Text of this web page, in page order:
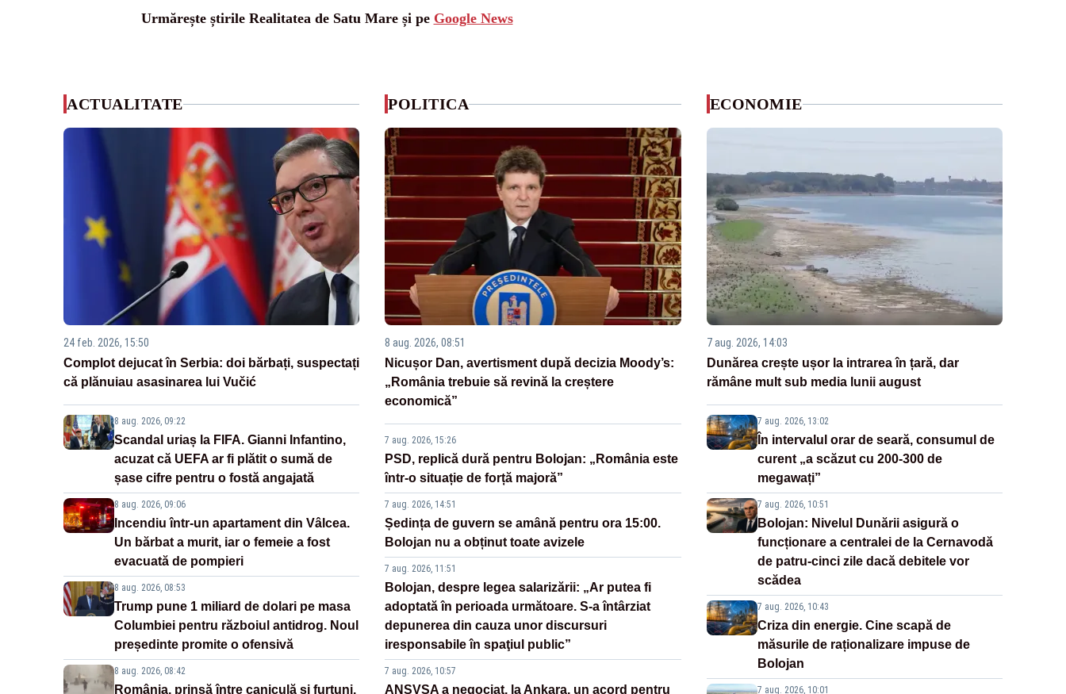
Urmărește știrile Realitatea de Satu Mare și pe Google News
ACTUALITATE
24 feb. 2026, 15:50
Complot dejucat în Serbia: doi bărbați, suspectați
că plănuiau asasinarea lui Vučić
8 aug. 2026, 09:22
Scandal uriaș la FIFA. Gianni Infantino,
acuzat că UEFA ar fi plătit o sumă de
șase cifre pentru o fostă angajată
8 aug. 2026, 09:06
Incendiu într-un apartament din Vâlcea.
Un bărbat a murit, iar o femeie a fost
evacuată de pompieri
8 aug. 2026, 08:53
Trump pune 1 miliard de dolari pe masa
Columbiei pentru războiul antidrog. Noul
președinte promite o ofensivă
8 aug. 2026, 08:42
România, prinsă între caniculă și furtuni.
POLITICA
8 aug. 2026, 08:51
Nicușor Dan, avertisment după decizia Moody’s:
„România trebuie să revină la creștere
economică”
7 aug. 2026, 15:26
PSD, replică dură pentru Bolojan: „România este
într-o situație de forță majoră”
7 aug. 2026, 14:51
Ședința de guvern se amână pentru ora 15:00.
Bolojan nu a obținut toate avizele
7 aug. 2026, 11:51
Bolojan, despre legea salarizării: „Ar putea fi
adoptată în perioada următoare. S-a întârziat
depunerea din cauza unor discursuri
iresponsabile în spaţiul public”
7 aug. 2026, 10:57
ANSVSA a negociat, la Ankara, un acord pentru
ECONOMIE
7 aug. 2026, 14:03
Dunărea crește ușor la intrarea în țară, dar
rămâne mult sub media lunii august
7 aug. 2026, 13:02
În intervalul orar de seară, consumul de
curent „a scăzut cu 200-300 de
megawați”
7 aug. 2026, 10:51
Bolojan: Nivelul Dunării asigură o
funcționare a centralei de la Cernavodă
de patru-cinci zile dacă debitele vor
scădea
7 aug. 2026, 10:43
Criza din energie. Cine scapă de
măsurile de raționalizare impuse de
Bolojan
7 aug. 2026, 10:01